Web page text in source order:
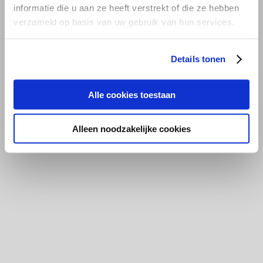
informatie die u aan ze heeft verstrekt of die ze hebben
verzameld op basis van uw gebruik van hun services.
Details tonen
Alle cookies toestaan
Alleen noodzakelijke cookies